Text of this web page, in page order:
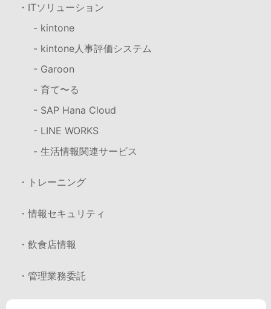
・ITソリューション
- kintone
- kintone人事評価システム
- Garoon
- 育て〜る
- SAP Hana Cloud
- LINE WORKS
- 生活情報関連サービス
・トレーニング
・情報セキュリティ
・飲食店情報
・管理業務委託